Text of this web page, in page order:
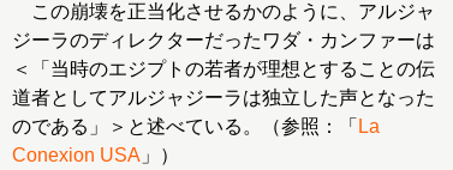
この崩壊を正当化させるかのように、アルジャ
ジーラのディレクターだったワダ・カンファーは
＜「当時のエジプトの若者が理想とすることの伝
道者としてアルジャジーラは独立した声となった
のである」＞と述べている。（参照：「 La
Conexion USA 」）